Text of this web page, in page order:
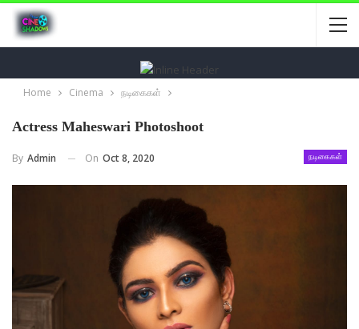
Home Cinema நடிகைகள்
Actress Maheswari Photoshoot
நடிகைகள்
By Admin On Oct 8, 2020